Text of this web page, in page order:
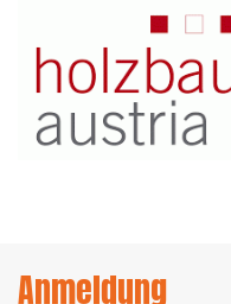
Anmeldung